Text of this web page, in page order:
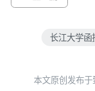
长江大学函
本文原创发布